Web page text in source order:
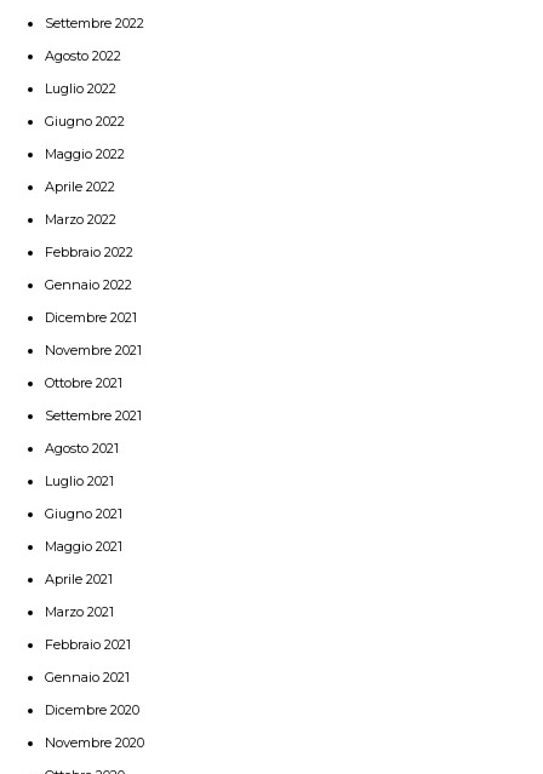
Settembre 2022
Agosto 2022
Luglio 2022
Giugno 2022
Maggio 2022
Aprile 2022
Marzo 2022
Febbraio 2022
Gennaio 2022
Dicembre 2021
Novembre 2021
Ottobre 2021
Settembre 2021
Agosto 2021
Luglio 2021
Giugno 2021
Maggio 2021
Aprile 2021
Marzo 2021
Febbraio 2021
Gennaio 2021
Dicembre 2020
Novembre 2020